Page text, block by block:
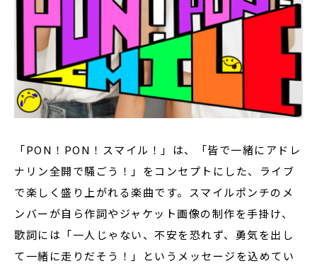
「PON！PON！スマイル！」は、「皆で一緒にアドレ
ナリン全開で騒ごう！」をコンセプトにした、ライブ
で楽しく盛り上がれる楽曲です。スマイルポンチのメ
ンバーが自ら作詞やジャケット画像の制作を手掛け、
歌詞には「一人じゃない、不安を恐れず、勇気を出し
て一緒に走りだそう！」というメッセージを込めてい